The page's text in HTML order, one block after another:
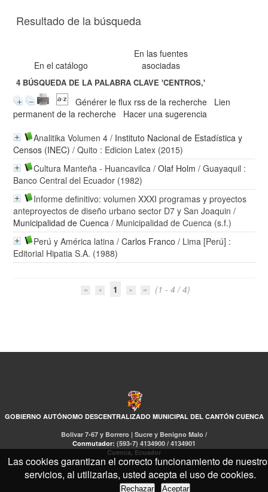
Resultado de la búsqueda
En el catálogo
En las fuentes
asociadas
4 BÚSQUEDA DE LA PALABRA CLAVE'CENTROS,'
Générer le flux rss de la recherche
Lien
permanent de la recherche
Hacer una sugerencia
Analitika Volumen 4 / Instituto Nacional de Estadística y
Censos (INEC) / Quito : Edicion Latex (2015)
Cultura Manteña - Huancavilca /Olaf Holm / Guayaquil :
Banco Central del Ecuador (1982)
Informe definitivo: volumen XXXI programas y proyectos
anteproyectos de diseño urbano sector D7 y San Joaquin /
Municipalidad de Cuenca / Municipalidad de Cuenca (s.f.)
Perú y América latina /Carlos Franco / Lima [Perú] :
Editorial Hipatia S.A. (1988)
1 (1 - 4 / 4)
GOBIERNO AUTÓNOMO DESCENTRALIZADO MUNICIPAL DEL CANTÓN CUENCA
Bolívar 7-67 y Borrero | Sucre y Benigno Malo /
Conmutador: (593-7) 4134900 / 4134901
Cuenca, Ecuador
Las cookies garantizan el correcto funcionamiento de
servicios, al utilizarlas, usted acepta el uso de cookies.
Rechazar Aceptar